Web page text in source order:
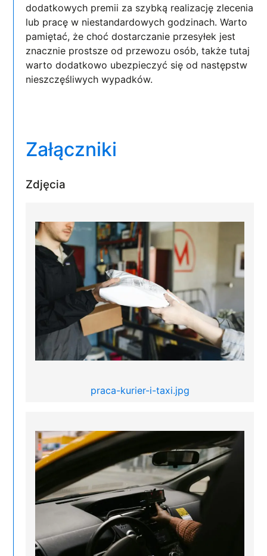
dodatkowych premii za szybką realizację zlecenia
lub pracę w niestandardowych godzinach. Warto
pamiętać, że choć dostarczanie przesyłek jest
znacznie prostsze od przewozu osób, także tutaj
warto dodatkowo ubezpieczyć się od następstw
nieszczęśliwych wypadków.
Załączniki
Zdjęcia
praca-kurier-i-taxi.jpg